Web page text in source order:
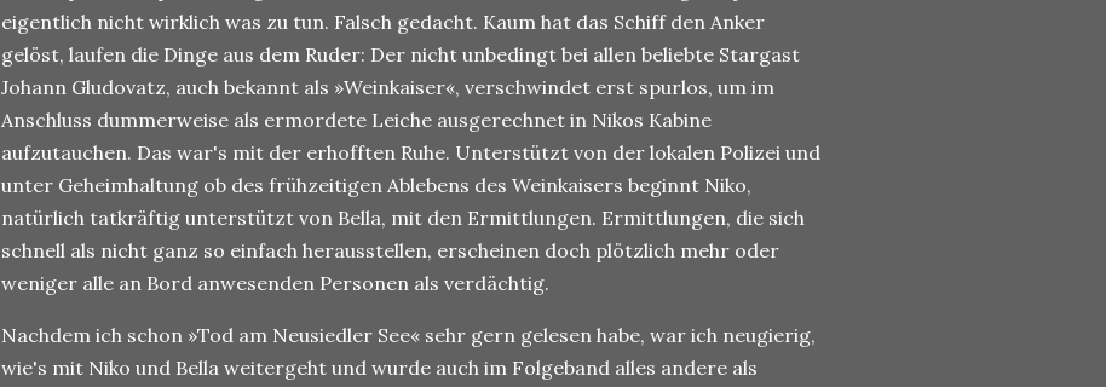
eigentlich nicht wirklich was zu tun. Falsch gedacht. Kaum hat das Schiff den Anker
gelöst, laufen die Dinge aus dem Ruder: Der nicht unbedingt bei allen beliebte Stargast
Johann Gludovatz, auch bekannt als »Weinkaiser«, verschwindet erst spurlos, um im
Anschluss dummerweise als ermordete Leiche ausgerechnet in Nikos Kabine
aufzutauchen. Das war's mit der erhofften Ruhe. Unterstützt von der lokalen Polizei und
unter Geheimhaltung ob des frühzeitigen Ablebens des Weinkaisers beginnt Niko,
natürlich tatkräftig unterstützt von Bella, mit den Ermittlungen. Ermittlungen, die sich
schnell als nicht ganz so einfach herausstellen, erscheinen doch plötzlich mehr oder
weniger alle an Bord anwesenden Personen als verdächtig.
Nachdem ich schon »Tod am Neusiedler See« sehr gern gelesen habe, war ich neugierig,
wie's mit Niko und Bella weitergeht und wurde auch im Folgeband alles andere als